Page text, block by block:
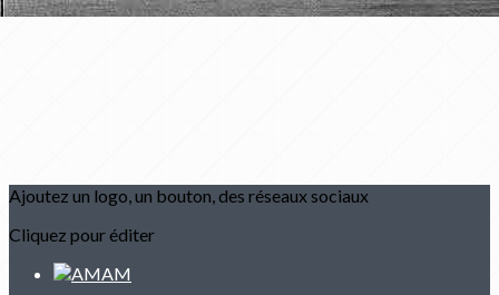
Ajoutez un logo, un bouton, des réseaux sociaux
Cliquez pour éditer